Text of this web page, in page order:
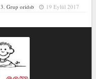
3. Grup oridsb 19 Eylül 2017